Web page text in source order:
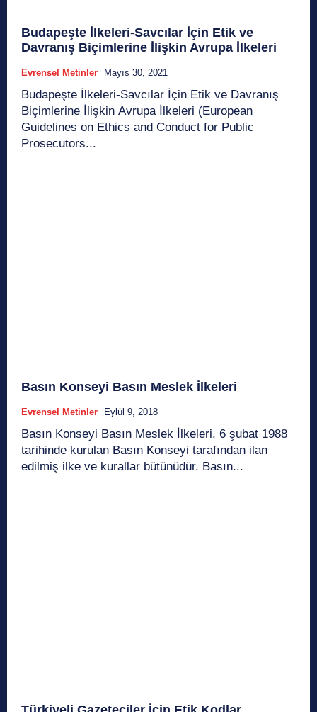
Budapeşte İlkeleri-Savcılar İçin Etik ve
Davranış Biçimlerine İlişkin Avrupa İlkeleri
Evrensel Metinler Mayıs 30, 2021
Budapeşte İlkeleri-Savcılar İçin Etik ve Davranış
Biçimlerine İlişkin Avrupa İlkeleri (European
Guidelines on Ethics and Conduct for Public
Prosecutors...
Basın Konseyi Basın Meslek İlkeleri
Evrensel Metinler Eylül 9, 2018
Basın Konseyi Basın Meslek İlkeleri, 6 şubat 1988
tarihinde kurulan Basın Konseyi tarafından ilan
edilmiş ilke ve kurallar bütünüdür. Basın...